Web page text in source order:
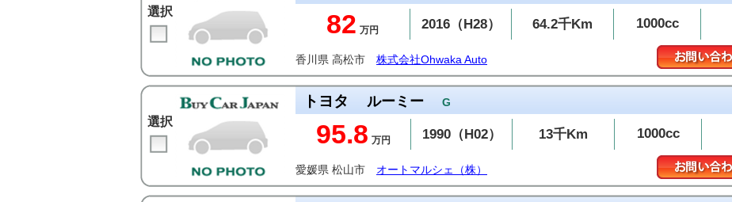
選択 82 万円 2016（H28） 64.2千Km 1000cc
香川県 高松市 株式会社Ohwaka Auto
選択
トヨタ ルーミー G
95.8 万円 1990（H02） 13千Km 1000cc
愛媛県 松山市 オートマルシェ（株）